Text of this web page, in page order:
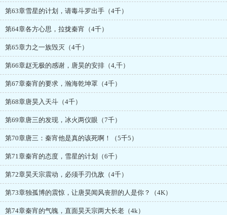
第63章雪星的计划，请毒斗罗出手（4千）
第64章各方心思，拉拢秦宵（4千）
第65章力之一族毁灭（4千）
第66章赵无极的感谢，唐昊的安排（4,千）
第67章秦宵的要求，瀚海乾坤罩（4千）
第68章唐昊入天斗（4千）
第69章唐三的发现，冰火两仪眼（7千）
第70章唐三：秦宵他是真的该死啊！（5千5）
第71章秦宵的态度，雪星的计划（6千）
第72章昊天宗震动，必须手刃仇敌（4千）
第73章独孤博的震惊，让唐昊闻风丧胆的人是你？（4K）
第74章秦宵的气魄，直面昊天宗两大长老（4k）